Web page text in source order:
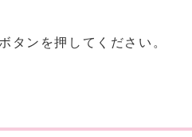
タンを押してください。